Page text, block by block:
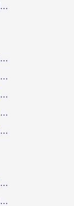
斧牛和闪疾哪个好？海外党亲测3款回国加速器，教你选到不踩坑的那一款
国外玩浮生为卿歌总卡顿？这份加速器选择指南帮你找回丝滑体验
在缅甸打不开英雄联盟怎么办？海外党亲测有效的国服游戏加速指南
澳洲怎么玩坦克世界不卡？海外党国服游戏加速终极指南（附逆战奇妙碰碰车解决方案）
国外打穿越火线：枪战王者总卡顿？这篇加速器推荐下载指南帮你解决延迟难题
国外玩荒野乱斗总卡顿？这份海外党专属的国服游戏加速攻略请收好
酷狗权限受限无法删除歌曲？海外党听国内音乐的终极解决方案来了
海外看国内电视剧的网站总受限？教你选对回国加速器，轻松追热剧